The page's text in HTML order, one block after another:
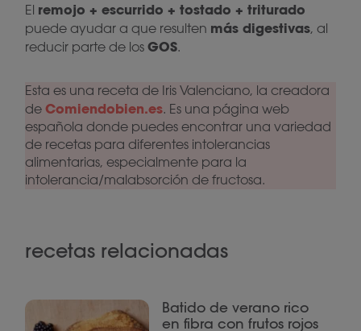
El remojo + escurrido + tostado + triturado
puede ayudar a que resulten más digestivas, al
reducir parte de los GOS.
Esta es una receta de Iris Valenciano, la creadora
de Comiendobien.es. Es una página web
española donde puedes encontrar una variedad
de recetas para diferentes intolerancias
alimentarias, especialmente para la
intolerancia/malabsorción de fructosa.
recetas relacionadas
Batido de verano rico
en fibra con frutos rojos